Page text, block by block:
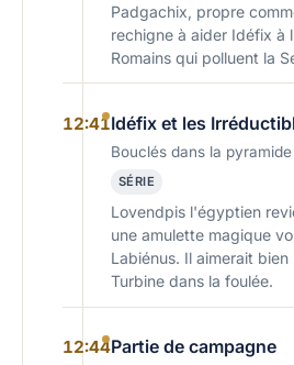
Padgachix, propre
rechigne à aider Idéfix à
Romains qui polluent la
12:41Idéfix et les
Bouclés dans la pyramide
SÉRIE
Lovendpis l'égyptien
une amulette magique
Labiénus. Il aimerait
Turbine dans la foulée.
12:44Partie de campagne